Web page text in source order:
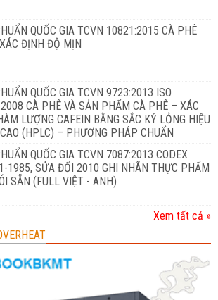
QUỐC GIA TCVN 10821:2015 CÀ PHÊ
ĐỊNH ĐỘ MỊN
QUỐC GIA TCVN 9723:2013 ISO
CÀ PHÊ VÀ SẢN PHẨM CÀ PHÊ – XÁC
LƯỢNG CAFEIN BẰNG SẮC KÝ LỎNG HIỆU
(HPLC) – PHƯƠNG PHÁP CHUẨN
QUỐC GIA TCVN 7087:2013 CODEX
1985, SỬA ĐỔI 2010 GHI NHÃN THỰC PHẨM
SẴN (FULL VIỆT - ANH)
Xem tất cả »